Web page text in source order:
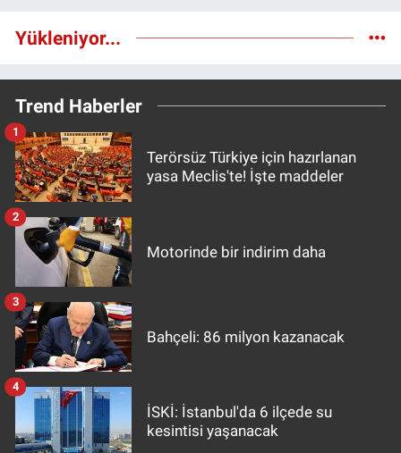
Yükleniyor...
Trend Haberler
Terörsüz Türkiye için hazırlanan
yasa Meclis'te! İşte maddeler
1
Motorinde bir indirim daha
2
Bahçeli: 86 milyon kazanacak
3
İSKİ: İstanbul'da 6 ilçede su
kesintisi yaşanacak
4